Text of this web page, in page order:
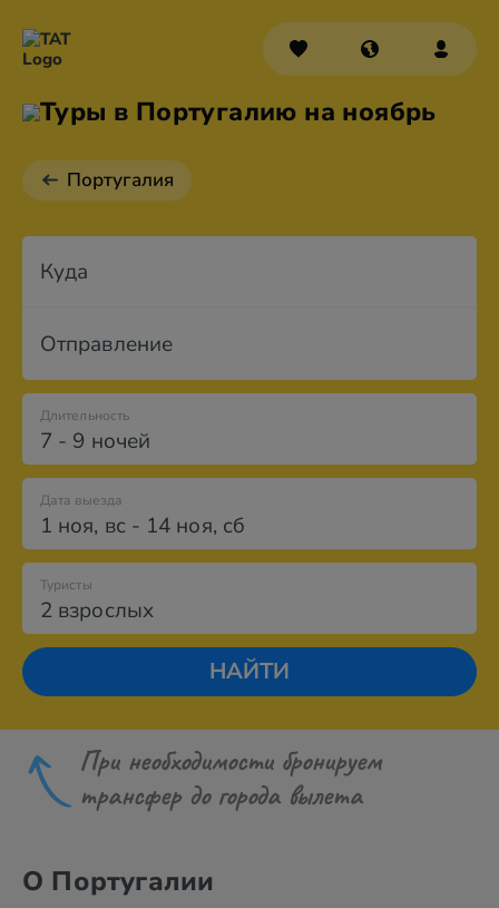
Туры в Португалию на ноябрь
Португалия
Куда
Отправление
7 - 9 ночей
Длительность
Дата выезда
1 ноя, вс- 14 ноя, сб
2 взрослых
Туристы
НАЙТИ
При необходимости бронируем
трансфер до города вылета
О Португалии